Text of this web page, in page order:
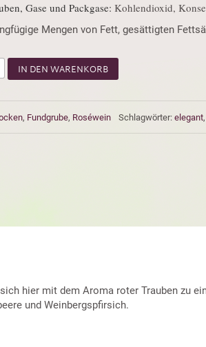
Gase und Packgase: Kohlendioxid,
Mengen von Fett, gesättigten
IN DEN WARENKORB
, Fundgrube, Roséwein Schlagwörter: elegant,
hier mit dem Aroma roter Trauben zu
und Weinbergspfirsich.